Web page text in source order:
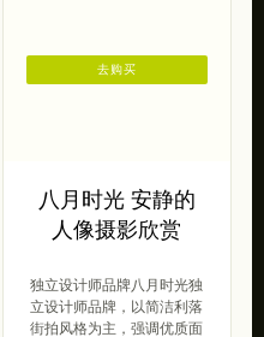
八月时光 安静的
人像摄影欣赏
独立设计师品牌八月时光独
立设计师品牌，以简洁利落
街拍风格为主，强调优质面
去购买